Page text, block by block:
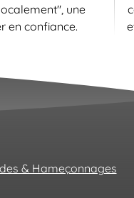
une
en confiance.
& Hameçonnages